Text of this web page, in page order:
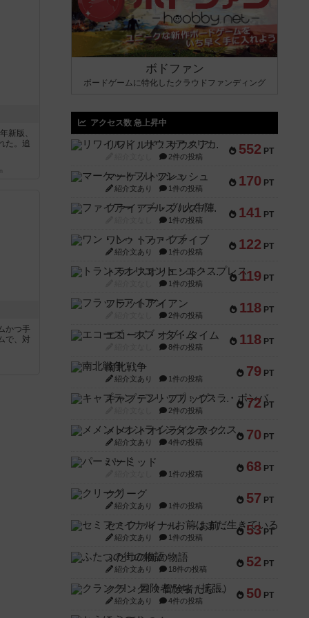
新版、
た。追
かつ手
で、対
ボドファン
ボードゲームに特化したクラウドファンディング
アクセス数 急上昇中
552 PT
リワイルド：サウスアメリカ
2件の投稿
170 PT
マーケットフレッシュ
紹介文あり 1件の投稿
141 PT
ファイアー・ブルズ / 火牛陣
1件の投稿
122 PT
ワン・トゥ・ファイブ
紹介文あり 1件の投稿
119 PT
トランスオリエント・エクスプレス
1件の投稿
118 PT
フラットアイアン
2件の投稿
118 PT
エコーズ・オブ・タイム
8件の投稿
79 PT
南北戦争
紹介文あり 1件の投稿
72 PT
キャプテン・フリップ：イスラ・ボンバ
2件の投稿
70 PT
メメントオンラインタクティクス
紹介文あり 4件の投稿
68 PT
パーミッド
1件の投稿
57 PT
クリーグ
紹介文あり 1件の投稿
53 PT
セミファイナル ～お前はまだ生きている～
紹介文あり 1件の投稿
52 PT
ふたつの街の物語
紹介文あり 18件の投稿
50 PT
クランク! ：冒険者たち（拡張）
紹介文あり 4件の投稿